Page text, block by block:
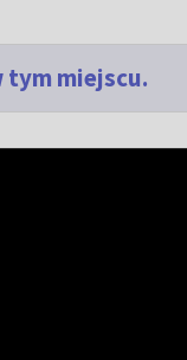
tym miejscu.